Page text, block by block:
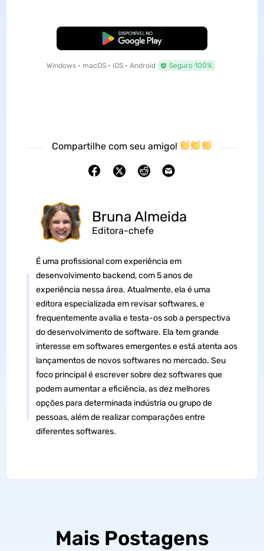
Baixar Grátis
Windows • macOS • iOS • Android Seguro 100%
Compartilhe com seu amigo!
Bruna Almeida
Editora-chefe
É uma profissional com experiência em
desenvolvimento backend, com 5 anos de
experiência nessa área. Atualmente, ela é uma
editora especializada em revisar softwares, e
frequentemente avalia e testa-os sob a perspectiva
do desenvolvimento de software. Ela tem grande
interesse em softwares emergentes e está atenta aos
lançamentos de novos softwares no mercado. Seu
foco principal é escrever sobre dez softwares que
podem aumentar a eficiência, as dez melhores
opções para determinada indústria ou grupo de
pessoas, além de realizar comparações entre
diferentes softwares.
Mais Postagens